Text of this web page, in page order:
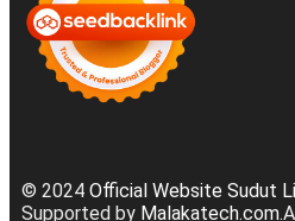
© 2024 Official Website Sudut
Supported by Malakatech.com